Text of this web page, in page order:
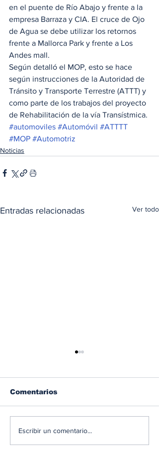
en el puente de Río Abajo y frente a la
empresa Barraza y CIA. El cruce de Ojo
de Agua se debe utilizar los retornos
frente a Mallorca Park y frente a Los
Andes mall.
Según detalló el MOP, esto se hace
según instrucciones de la Autoridad de
Tránsito y Transporte Terrestre (ATTT) y
como parte de los trabajos del proyecto
de Rehabilitación de la vía Transístmica.
#automoviles #Automóvil #ATTTT
#MOP #Automotriz
Noticias
Entradas relacionadas Ver todo
Albaisa deja la
Comentarios
Escribir un comentario...